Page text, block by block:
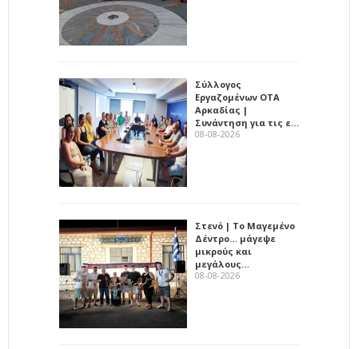
Σύλλογος
Εργαζομένων ΟΤΑ
Αρκαδίας |
Συνάντηση για τις ε…
08-08-2026
Στενό | Το Μαγεμένο
Δέντρο… μάγεψε
μικρούς και
μεγάλους…
08-08-2026